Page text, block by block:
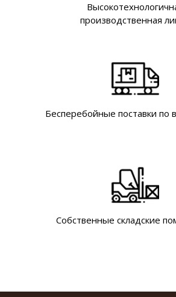
производственная
Бесперебойные поставки по
Собственные складские